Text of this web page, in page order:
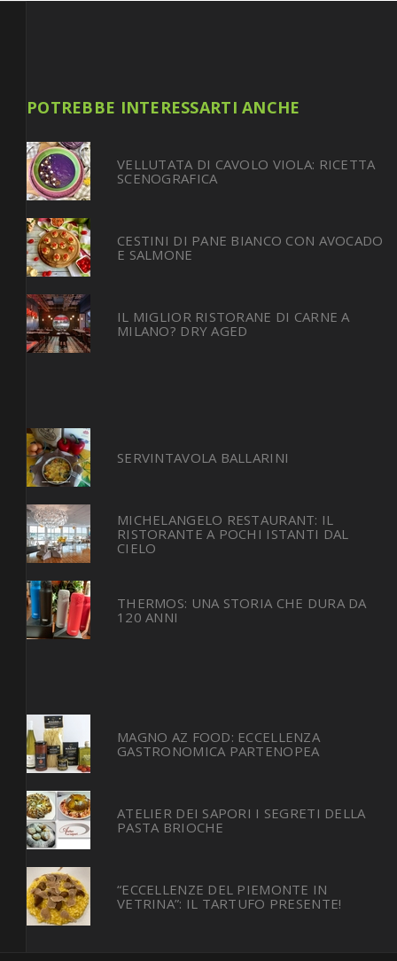
POTREBBE INTERESSARTI ANCHE
VELLUTATA DI CAVOLO VIOLA: RICETTA
SCENOGRAFICA
CESTINI DI PANE BIANCO CON AVOCADO
E SALMONE
IL MIGLIOR RISTORANE DI CARNE A
MILANO? DRY AGED
SERVINTAVOLA BALLARINI
MICHELANGELO RESTAURANT: IL
RISTORANTE A POCHI ISTANTI DAL
CIELO
THERMOS: UNA STORIA CHE DURA DA
120 ANNI
MAGNO AZ FOOD: ECCELLENZA
GASTRONOMICA PARTENOPEA
ATELIER DEI SAPORI I SEGRETI DELLA
PASTA BRIOCHE
“ECCELLENZE DEL PIEMONTE IN
VETRINA”: IL TARTUFO PRESENTE!